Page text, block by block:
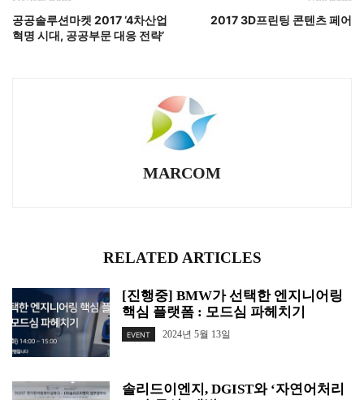
공공솔루션마켓 2017 ‘4차산업
혁명 시대, 공공부문 대응 전략’
2017 3D프린팅 콘텐츠 페어
MARCOM
RELATED ARTICLES
[진행중] BMW가 선택한 엔지니어링
핵심 플랫폼 : 모드심 파헤치기
EVENT 2024년 5월 13일
솔리드이엔지, DGIST와 ‘자연어처리